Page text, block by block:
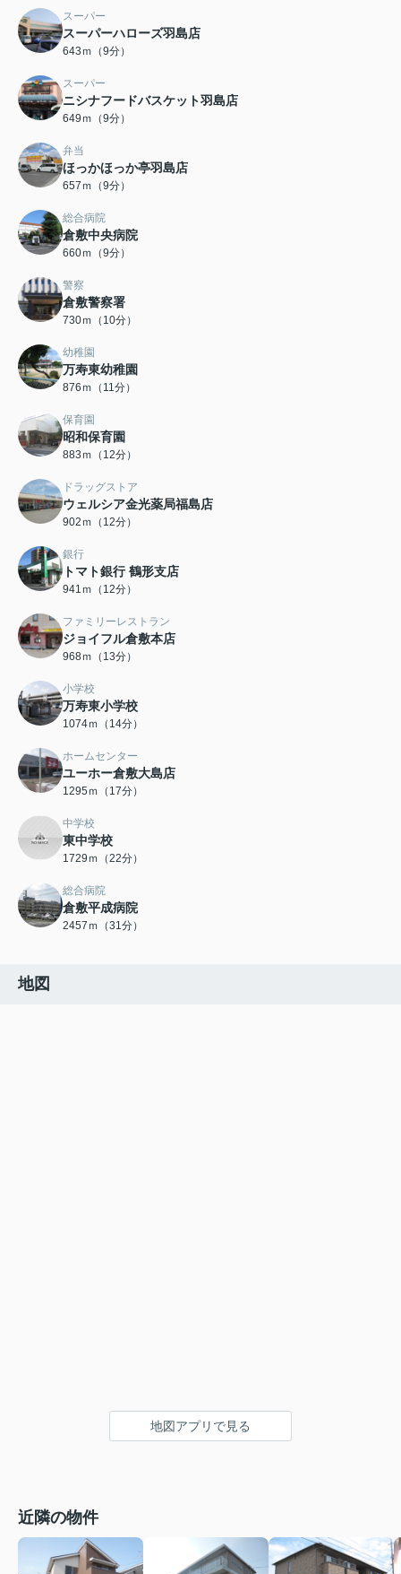
スーパー
スーパーハローズ羽島店
643ｍ（9分）
スーパー
ニシナフードバスケット羽島店
649ｍ（9分）
弁当
ほっかほっか亭羽島店
657ｍ（9分）
総合病院
倉敷中央病院
660ｍ（9分）
警察
倉敷警察署
730ｍ（10分）
幼稚園
万寿東幼稚園
876ｍ（11分）
保育園
昭和保育園
883ｍ（12分）
ドラッグストア
ウェルシア金光薬局福島店
902ｍ（12分）
銀行
トマト銀行 鶴形支店
941ｍ（12分）
ファミリーレストラン
ジョイフル倉敷本店
968ｍ（13分）
小学校
万寿東小学校
1074ｍ（14分）
ホームセンター
ユーホー倉敷大島店
1295ｍ（17分）
中学校
東中学校
1729ｍ（22分）
総合病院
倉敷平成病院
2457ｍ（31分）
地図
地図アプリで見る
近隣の物件